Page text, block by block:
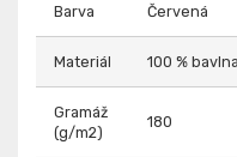
Barva Červená
Materiál 100 % bavlna
Gramáž
(g/m2)
180